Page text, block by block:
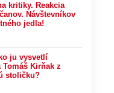
kritiky. Reakcia
Návštevníkov
jedla!
ju vysvetlí
Kirňak z
stoličku?